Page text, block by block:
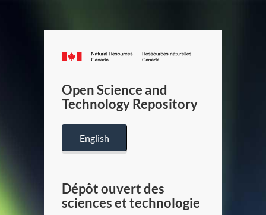
Canada.ca
/
Canada
Open Science and
Technology Repository
English
Dépôt ouvert des
sciences et technologie